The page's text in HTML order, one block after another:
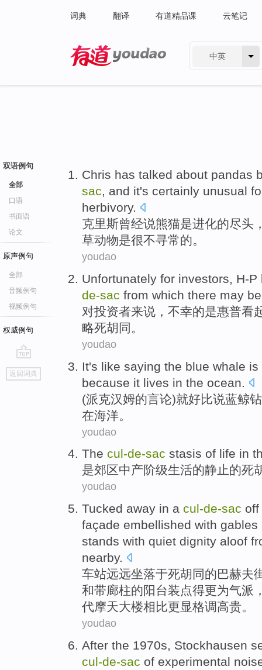
词典 翻译 有道精品课 云笔记
中英
双语例句
全部
口语
书面语
论文
原声例句
全部
音频例句
视频例句
权威例句
go
top
返回词典
Chris has talked about pandas
sac, and it's certainly unusual
herbivory.
克里斯曾经说熊猫是进化的尽头
草动物是很不寻常的。
youdao
Unfortunately for investors, H-P
de-sac from which there may be
对投资者来说 ， 不幸的是惠普看
略死胡同 。
youdao
It's like saying the blue whale is
because it lives in the ocean
(派克汉姆的言论)就好比说蓝鲸
在海洋。
youdao
The cul-de-sac stasis of life in
是郊区中产阶级生活的静止的死
youdao
Tucked away in a cul-de-sac off
façade embellished with gables
stands with quiet dignity aloof
nearby.
车站远远坐落于死胡同的巴赫夫
和带廊柱的阳台装点得更为气派
代摩天大楼相比更显格调高贵。
youdao
After the 1970s, Stockhausen
cul-de-sac of experimental